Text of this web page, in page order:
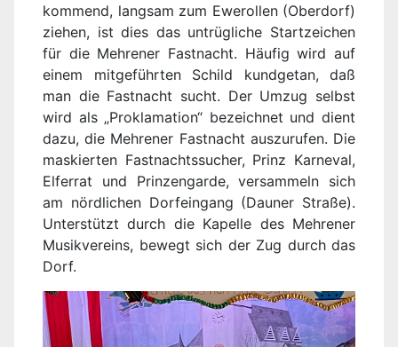
kommend, langsam zum Ewerollen (Oberdorf)
ziehen, ist dies das untrügliche Startzeichen
für die Mehrener Fastnacht. Häufig wird auf
einem mitgeführten Schild kundgetan, daß
man die Fastnacht sucht. Der Umzug selbst
wird als „Proklamation“ bezeichnet und dient
dazu, die Mehrener Fastnacht auszurufen. Die
maskierten Fastnachtssucher, Prinz Karneval,
Elferrat und Prinzengarde, versammeln sich
am nördlichen Dorfeingang (Dauner Straße).
Unterstützt durch die Kapelle des Mehrener
Musikvereins, bewegt sich der Zug durch das
Dorf.